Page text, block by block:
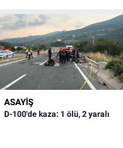
ASAYİŞ
D-100'de kaza: 1 ölü, 2 yaralı